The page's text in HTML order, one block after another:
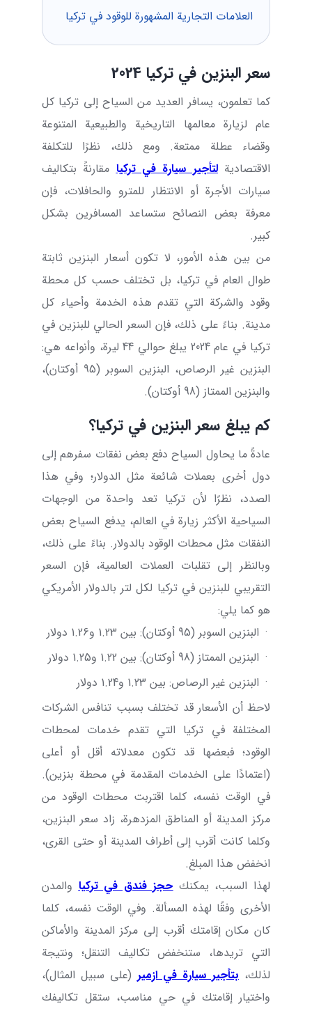
العلامات التجارية المشهورة للوقود في تركيا
سعر البنزين في تركيا 2024
كما تعلمون، يسافر العديد من السياح إلى تركيا كل
عام لزيارة معالمها التاريخية والطبيعية المتنوعة
وقضاء عطلة ممتعة. ومع ذلك، نظرًا للتكلفة
الاقتصاديةلتأجير سيارة في تركيامقارنةً بتكاليف
سيارات الأجرة أو الانتظار للمترو والحافلات، فإن
معرفة بعض النصائح ستساعد المسافرين بشكل
كبير.
من بين هذه الأمور، لا تكون أسعار البنزين ثابتة
طوال العام في تركيا، بل تختلف حسب كل محطة
وقود والشركة التي تقدم هذه الخدمة وأحياء كل
مدينة. بناءً على ذلك، فإن السعر الحالي للبنزين في
تركيا في عام 2024 يبلغ حوالي 44 ليرة، وأنواعه هي:
البنزين غير الرصاص، البنزين السوبر (95 أوكتان)،
والبنزين الممتاز (98 أوكتان).
كم يبلغ سعر البنزين في تركيا؟
عادةً ما يحاول السياح دفع بعض نفقات سفرهم إلى
دول أخرى بعملات شائعة مثل الدولار؛ وفي هذا
الصدد، نظرًا لأن تركيا تعد واحدة من الوجهات
السياحية الأكثر زيارة في العالم، يدفع السياح بعض
النفقات مثل محطات الوقود بالدولار. بناءً على ذلك،
وبالنظر إلى تقلبات العملات العالمية، فإن السعر
التقريبي للبنزين في تركيا لكل لتر بالدولار الأمريكي
هو كما يلي:
· البنزين السوبر (95 أوكتان): بين 1.23 و1.26 دولار
· البنزين الممتاز (98 أوكتان): بين 1.22 و1.25 دولار
· البنزين غير الرصاص: بين 1.23 و1.24 دولار
لاحظ أن الأسعار قد تختلف بسبب تنافس الشركات
المختلفة في تركيا التي تقدم خدمات لمحطات
الوقود؛ فبعضها قد تكون معدلاته أقل أو أعلى
(اعتمادًا على الخدمات المقدمة في محطة بنزين).
في الوقت نفسه، كلما اقتربت محطات الوقود من
مركز المدينة أو المناطق المزدهرة، زاد سعر البنزين،
وكلما كانت أقرب إلى أطراف المدينة أو حتى القرى،
انخفض هذا المبلغ.
لهذا السبب، يمكنكحجز فندق في تركياوالمدن
الأخرى وفقًا لهذه المسألة. وفي الوقت نفسه، كلما
كان مكان إقامتك أقرب إلى مركز المدينة والأماكن
التي تريدها، ستنخفض تكاليف التنقل؛ ونتيجة
لذلك، بتأجير سيارة في ازمير (على سبيل المثال)،
واختيار إقامتك في حي مناسب، ستقل تكاليفك